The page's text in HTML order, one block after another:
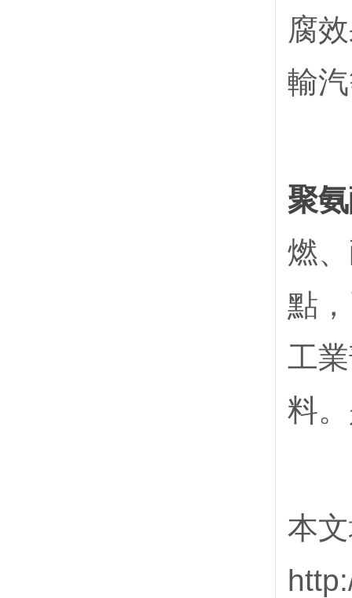
腐
輸
聚
燃
點
工
料
本